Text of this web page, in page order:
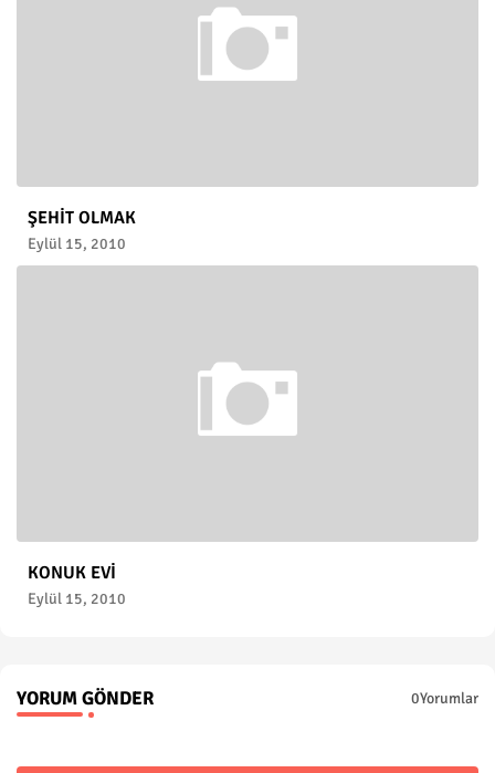
ŞEHİT OLMAK
Eylül 15, 2010
KONUK EVİ
Eylül 15, 2010
YORUM GÖNDER 0Yorumlar